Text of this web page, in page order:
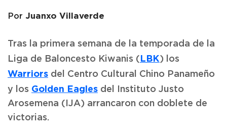
Por Juanxo Villaverde
Tras la primera semana de la temporada de la
Liga de Baloncesto Kiwanis (LBK) los
Warriors del Centro Cultural Chino Panameño
y los Golden Eagles del Instituto Justo
Arosemena (IJA) arrancaron con doblete de
victorias.